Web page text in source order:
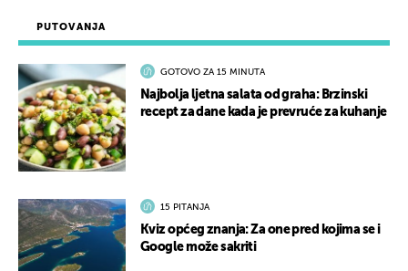
PUTOVANJA
GOTOVO ZA 15 MINUTA
Najbolja ljetna salata od graha: Brzinski
recept za dane kada je prevruće za kuhanje
15 PITANJA
Kviz općeg znanja: Za one pred kojima se i
Google može sakriti